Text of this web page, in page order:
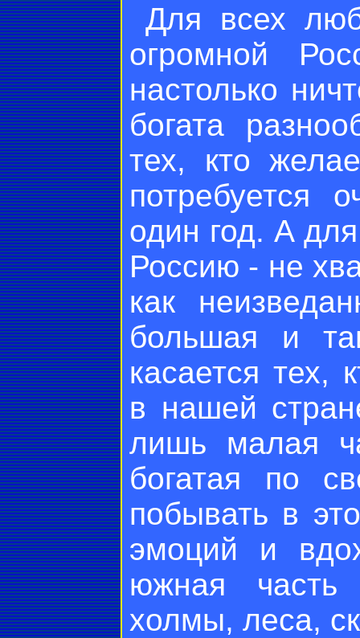
Для всех
огромной
настолько
богата
тех, кто
потребуется
один год. А
Россию - не
как
большая и
касается тех,
в нашей
лишь малая
богатая по
побывать в
эмоций и
южная
холмы, леса,